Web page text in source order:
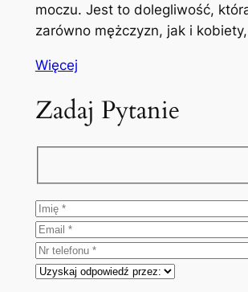
moczu. Jest to dolegliwość,
zarówno mężczyzn, jak i
Więcej
Zadaj Pytanie